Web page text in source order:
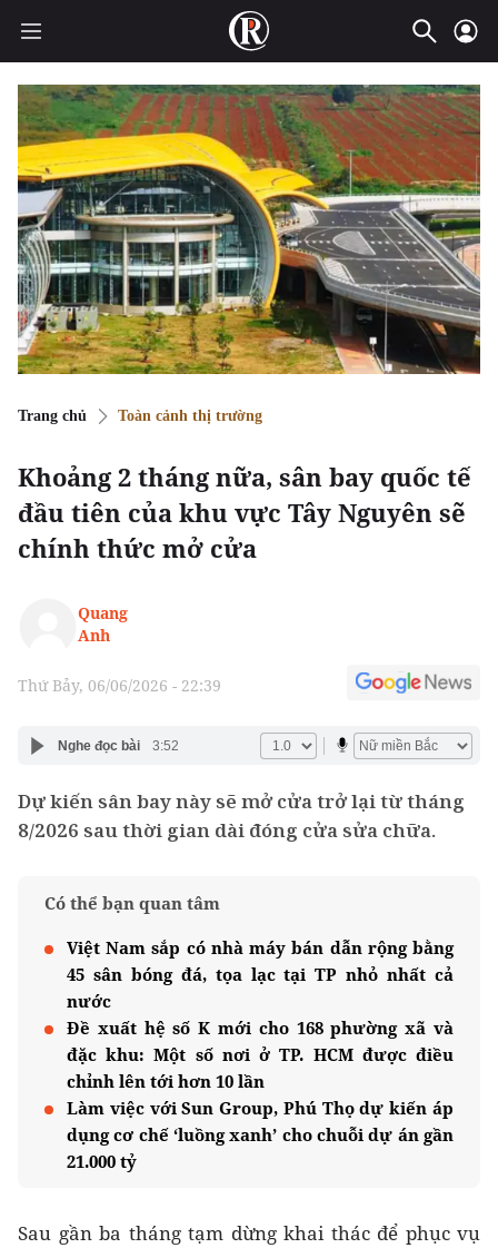
Trang chủ Toàn cảnh thị trường
Khoảng 2 tháng nữa, sân bay quốc tế
đầu tiên của khu vực Tây Nguyên sẽ
chính thức mở cửa
Quang
Anh
Thứ Bảy, 06/06/2026 - 22:39
Nghe đọc bài 3:52
Dự kiến sân bay này sẽ mở cửa trở lại từ tháng
8/2026 sau thời gian dài đóng cửa sửa chữa.
Có thể bạn quan tâm
Việt Nam sắp có nhà máy bán dẫn rộng bằng
45 sân bóng đá, tọa lạc tại TP nhỏ nhất cả
nước
Đề xuất hệ số K mới cho 168 phường xã và
đặc khu: Một số nơi ở TP. HCM được điều
chỉnh lên tới hơn 10 lần
Làm việc với Sun Group, Phú Thọ dự kiến áp
dụng cơ chế ‘luồng xanh’ cho chuỗi dự án gần
21.000 tỷ
Sau gần ba tháng tạm dừng khai thác để phục vụ